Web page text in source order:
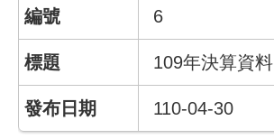
陳
情
統
常
見
6
109年決算資料
110-04-30